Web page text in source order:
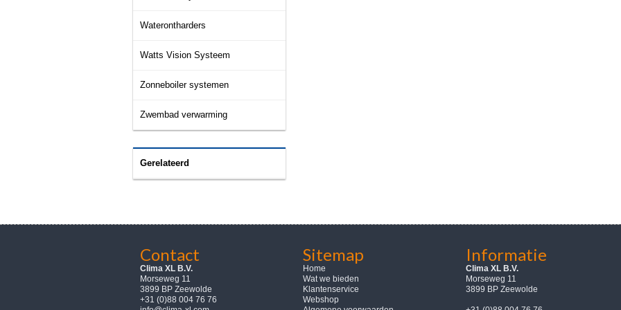
Waterontharders
Watts Vision Systeem
Zonneboiler systemen
Zwembad verwarming
Gerelateerd
Contact
Clima XL B.V.
Morseweg 11
3899 BP Zeewolde
+31 (0)88 004 76 76
Sitemap
Home
Wat we bieden
Klantenservice
Webshop
Informatie
Clima XL B.V.
Morseweg 11
3899 BP Zeewolde